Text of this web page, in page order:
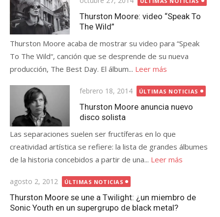
el
Thurston Moore: video “Speak To
The Wild”
Thurston Moore acaba de mostrar su video para “Speak
To The Wild“, canción que se desprende de su nueva
producción, The Best Day. El álbum... Leer más
Publicada
el
febrero 18, 2014 ÚLTIMAS NOTICIAS
Thurston Moore anuncia nuevo
disco solista
Las separaciones suelen ser fructíferas en lo que
creatividad artística se refiere: la lista de grandes álbumes
de la historia concebidos a partir de una... Leer más
Publicada
el
agosto 2, 2012 ÚLTIMAS NOTICIAS
Thurston Moore se une a Twilight: ¿un miembro de
Sonic Youth en un supergrupo de black metal?